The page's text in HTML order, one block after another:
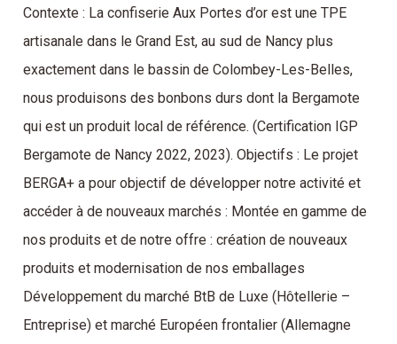
Contexte : La confiserie Aux Portes d’or est une TPE
artisanale dans le Grand Est, au sud de Nancy plus
exactement dans le bassin de Colombey-Les-Belles,
nous produisons des bonbons durs dont la Bergamote
qui est un produit local de référence. (Certification IGP
Bergamote de Nancy 2022, 2023). Objectifs : Le projet
BERGA+ a pour objectif de développer notre activité et
accéder à de nouveaux marchés : Montée en gamme de
nos produits et de notre offre : création de nouveaux
produits et modernisation de nos emballages
Développement du marché BtB de Luxe (Hôtellerie –
Entreprise) et marché Européen frontalier (Allemagne